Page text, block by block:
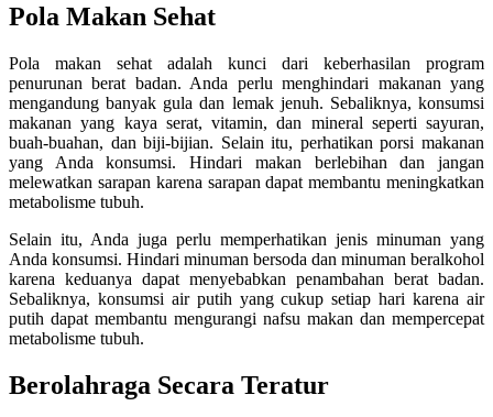
Pola Makan Sehat
Pola makan sehat adalah kunci dari keberhasilan program
penurunan berat badan. Anda perlu menghindari makanan yang
mengandung banyak gula dan lemak jenuh. Sebaliknya, konsumsi
makanan yang kaya serat, vitamin, dan mineral seperti sayuran,
buah-buahan, dan biji-bijian. Selain itu, perhatikan porsi makanan
yang Anda konsumsi. Hindari makan berlebihan dan jangan
melewatkan sarapan karena sarapan dapat membantu meningkatkan
metabolisme tubuh.
Selain itu, Anda juga perlu memperhatikan jenis minuman yang
Anda konsumsi. Hindari minuman bersoda dan minuman beralkohol
karena keduanya dapat menyebabkan penambahan berat badan.
Sebaliknya, konsumsi air putih yang cukup setiap hari karena air
putih dapat membantu mengurangi nafsu makan dan mempercepat
metabolisme tubuh.
Berolahraga Secara Teratur